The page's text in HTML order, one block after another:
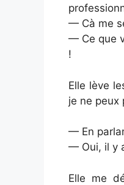
— Cà me
— Ce que
!
Elle lève
je ne peux
— En
— Oui, il y
Elle me